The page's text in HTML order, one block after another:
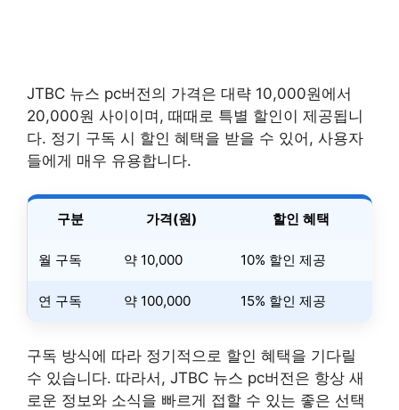
JTBC 뉴스 pc버전의 가격은 대략 10,000원에서
20,000원 사이이며, 때때로 특별 할인이 제공됩니
다. 정기 구독 시 할인 혜택을 받을 수 있어, 사용자
들에게 매우 유용합니다.
구분 가격(원) 할인 혜택
월 구독 약 10,000 10% 할인 제공
연 구독 약 100,000 15% 할인 제공
구독 방식에 따라 정기적으로 할인 혜택을 기다릴
수 있습니다. 따라서, JTBC 뉴스 pc버전은 항상 새
로운 정보와 소식을 빠르게 접할 수 있는 좋은 선택